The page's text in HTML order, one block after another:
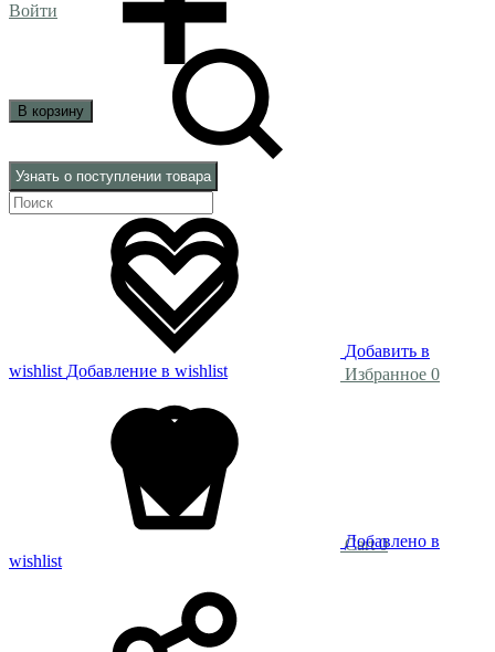
Войти
Поиск
Избранное 0
Cart 0
В корзину
Узнать о поступлении товара
Добавить в
wishlist Добавление в wishlist
Добавлено в
wishlist